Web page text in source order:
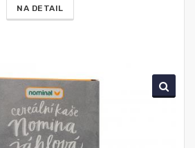
NA DETAIL